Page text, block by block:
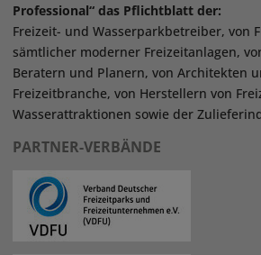
Professional“ das Pflichtblatt der:
Freizeit- und Wasserparkbetreiber, von
sämtlicher moderner Freizeitanlagen,
Beratern und Planern, von Architekten
Freizeitbranche, von Herstellern von
Wasserattraktionen sowie der
PARTNER-VERBÄNDE